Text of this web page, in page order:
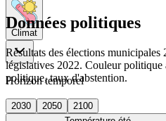
Climat
Horizon temporel
2030 2050
2100
Données politiques
Résultats des élections
législatives 2022. Couleur politique
politique, taux d'abstention.